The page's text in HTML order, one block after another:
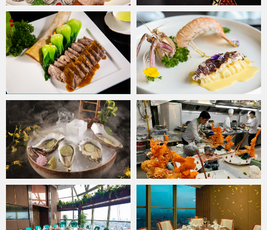
Góp phần tạo nên hương vị ẩm thực trứ danh phục vụ thực khách,
tạiJade Moon, nguyên liệu ẩm thực được tuyển lựa kỹ lưỡng và
khắt khe bởi bếp trưởng của nhà hàng. Trong đó, các nguồn cung
cấp thực phẩm phải chính gốc, được thu mua từ trong nước và
nhập khẩu từ nước ngoài, tất cả phải đáp ứng tiêu chí đảm bảo
phải tươi, ngon và an toàn vệ sinh thực phẩm.